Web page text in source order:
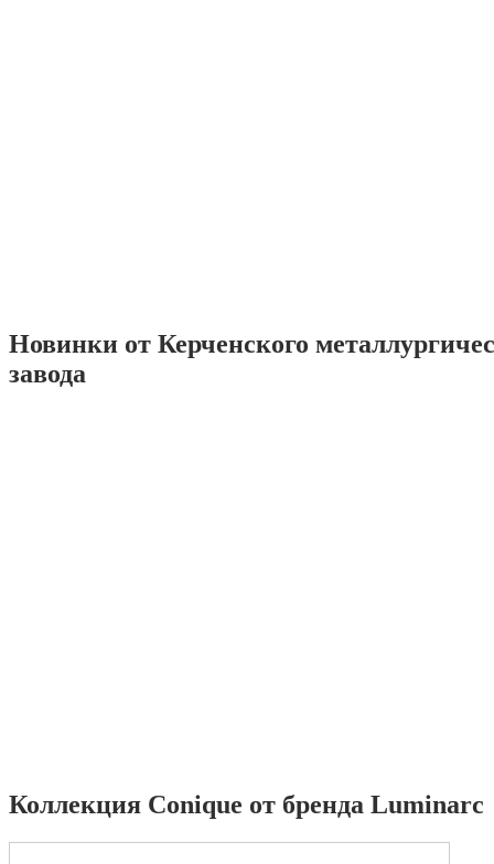
Новинки от Керченского
завода
Коллекция Conique от бренда Luminarc